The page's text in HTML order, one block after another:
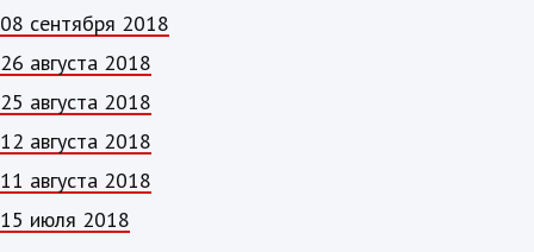
08 сентября 2018
26 августа 2018
25 августа 2018
12 августа 2018
11 августа 2018
15 июля 2018